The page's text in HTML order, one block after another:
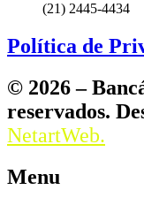
(21) 2445-4434
Política de
© 2026 –
reservados.
NetartWeb.
Menu